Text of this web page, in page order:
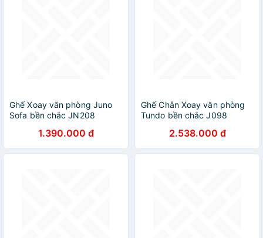
Ghế Xoay văn phòng Juno
Sofa bền chắc JN208
1.390.000 đ
Ghế Chân Xoay văn phòng
Tundo bền chắc J098
2.538.000 đ